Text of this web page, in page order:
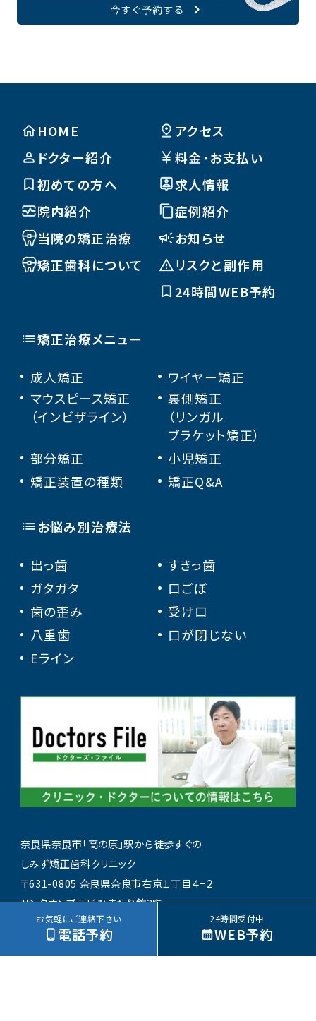
HOME
ドクター紹介
初めての方へ
院内紹介
当院の矯正治療
矯正歯科について
アクセス
料金・お支払い
求人情報
症例紹介
お知らせ
リスクと副作用
24時間WEB予約
矯正治療メニュー
成人矯正
ワイヤー矯正
マウスピース矯正
（インビザライン）
裏側矯正
（リンガル
ブラケット矯正）
部分矯正
小児矯正
矯正装置の種類
矯正Q&A
お悩み別治療法
出っ歯
すきっ歯
ガタガタ
口ごぼ
歯の歪み
受け口
八重歯
口が閉じない
Eライン
奈良県奈良市「高の原」駅から徒歩すぐの
しみず矯正歯科クリニック
〒631-0805 奈良県奈良市右京１丁目４−２
サンタウンプラザ ひまわり館3階
TEL:0120-16-1182
©奈良県奈良市の矯正歯科｜しみず矯正歯科クリニック
お気軽にご連絡下さい
電話予約
24時間受付中
WEB予約